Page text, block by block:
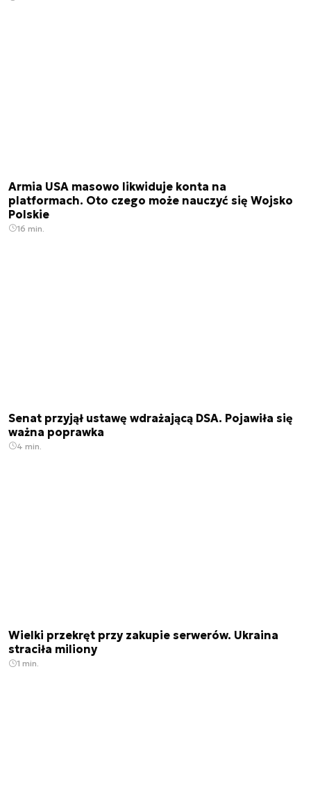
Armia USA masowo likwiduje konta na
platformach. Oto czego może nauczyć się Wojsko
Polskie
16 min.
Senat przyjął ustawę wdrażającą DSA. Pojawiła się
ważna poprawka
4 min.
Wielki przekręt przy zakupie serwerów. Ukraina
straciła miliony
1 min.